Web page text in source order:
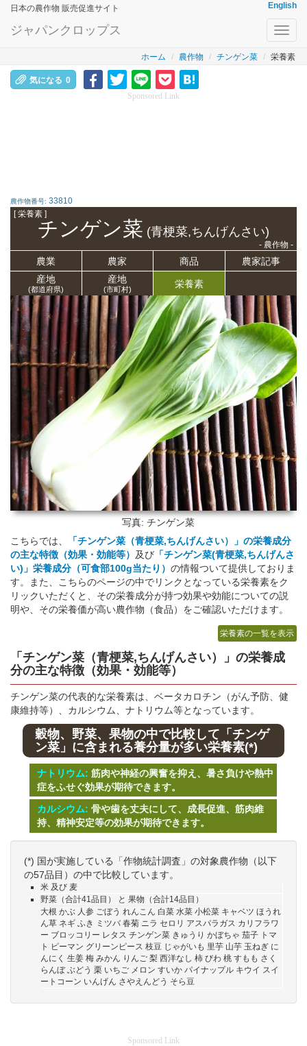
日本の農作物 販売促進サイト English
ジャパンクロップス
ホーム 農作物 チンゲン菜 栄養素
気になる 0
Sponsored Link
農作物番号: 33810
[ 栄養素 ]
チンゲン菜 (青梗菜,ちんげんさい)
- 農作物 -
農業 農家 商品
農家記事
産地
(都道府県)
産地
(市町村) 栄養素
写真: チンゲン菜
こちらでは、
「チンゲン菜（青梗菜,ちんげんさい）」の栄養成分
の主な特徴（効果・効能等） 及び 「チンゲン菜(青梗菜,ちんげんさ
い)」栄養成分（可食部100g当たり） の情報ついて提供しておりま
す。また、こちらのページの中でリンクとなっている栄養素をク
リックいただくと、その栄養成分が持つ効果や効能についての説
明や、その栄養価が高い農作物（食品）をご確認いただけます。
栄養素の一覧を表示
「チンゲン菜（青梗菜,ちんげんさい）」の栄養成
分の主な特徴（効果・効能等）
チンゲン菜の代表的な栄養素は、ベータカロチン（がん予防、健
康維持等）、カルシウム、ナトリウム等となっています。
穀物、野菜、果物の中で比較して「チンゲ
ン菜」に含まれる養分量が多い栄養素(*)
ナトリウム:筋肉や神経の興奮を抑え、暑さ負けや熱中
症をふせぐ効果が期待できます。
カルシウム:骨や歯を丈夫にして、成長促進、筋肉維
持、精神安定等の効果が期待できます。
(*) 国が実施している「作物統計調査」の対象農作物（以下
の57品目）の中で比較しています。
米 及び 麦
野菜（合計41品目） と 果物（合計14品目）
大根 かぶ 人参 ごぼう れんこん 白菜 水菜 小松菜 キャベツ ほうれ
ん草 ネギ ふき ミツバ 春菊 ニラ セロリ アスパラガス カリフラワ
ー ブロッコリー レタス チンゲン菜 きゅうり かぼちゃ 茄子 トマ
ト ピーマン グリーンピース 枝豆 じゃがいも 里芋 山芋 玉ねぎ に
んにく 生姜 梅 みかん りんご 梨 西洋なし 柿 びわ 桃 すもも さく
らんぼ ぶどう 栗 いちご メロン すいか パイナップル キウイ スイ
ートコーン いんげん さやえんどう そら豆
Sponsored Link